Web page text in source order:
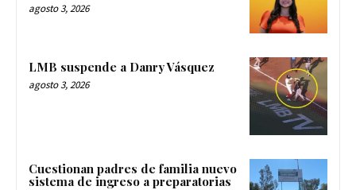
agosto 3, 2026
LMB suspende a Danry Vásquez
agosto 3, 2026
Cuestionan padres de familia nuevo
sistema de ingreso a preparatorias